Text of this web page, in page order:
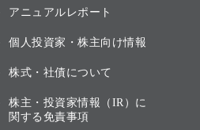
アニュアルレポート
個人投資家・株主向け情報
株式・社債について
株主・投資家情報（IR）に
関する免責事項